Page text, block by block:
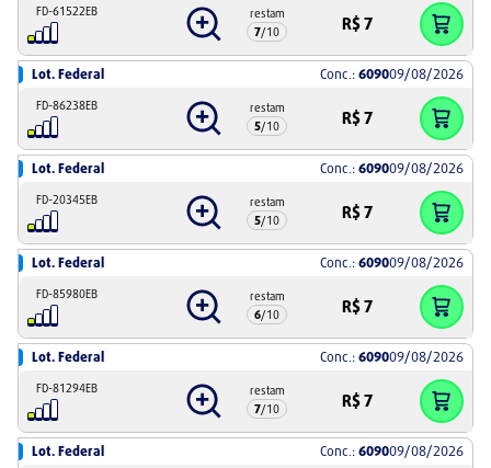
FD-61522EB
restam
7/10 R$7
Lot. Federal Conc.: 609009/08/2026
FD-86238EB
restam
5/10 R$7
Lot. Federal Conc.: 609009/08/2026
FD-20345EB
restam
5/10 R$7
Lot. Federal Conc.: 609009/08/2026
FD-85980EB
restam
6/10 R$7
Lot. Federal Conc.: 609009/08/2026
FD-81294EB
restam
7/10 R$7
Lot. Federal Conc.: 609009/08/2026